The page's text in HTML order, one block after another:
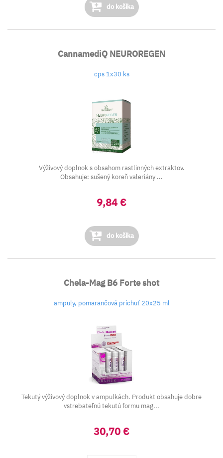
do košíka
CannamediQ NEUROREGEN
cps 1x30 ks
Výživový doplnok s obsahom rastlinných extraktov.
Obsahuje: sušený koreň valeriány ...
9,84 €
do košíka
Chela-Mag B6 Forte shot
ampuly, pomarančová príchuť 20x25 ml
Tekutý výživový doplnok v ampulkách. Produkt obsahuje dobre
vstrebateľnú tekutú formu mag...
30,70 €